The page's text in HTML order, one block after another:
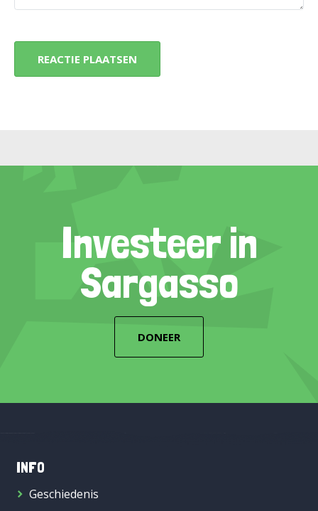
Investeer in
Sargasso
DONEER
INFO
Geschiedenis